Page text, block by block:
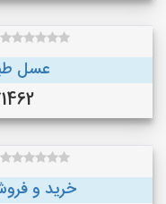
عسل
خرید و